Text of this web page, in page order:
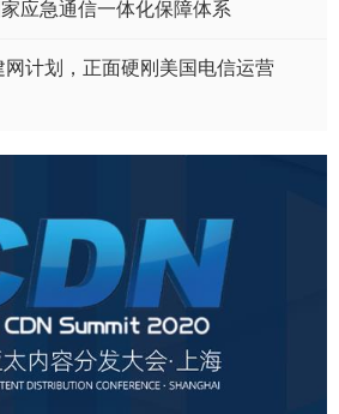
应急通信一体化保障体系
网计划，正面硬刚美国电信运营